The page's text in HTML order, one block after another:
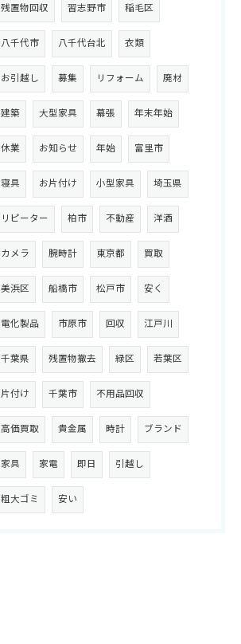
残置物回収 習志野市 稲毛区
八千代市 八千代台北 衣類
お引越し 募集 リフォーム 廃材
建築 大型家具 幕張 年末年始
休業 お知らせ 年始 富里市
寝具 お片付け 小型家具 埼玉県
リピーター 柏市 不動産 洋酒
カメラ 腕時計 東京都 買取
美浜区 船橋市 松戸市 安く
電化製品 市原市 回収 江戸川
千葉県 残置物撤去 緑区 若葉区
片付け 千葉市 不用品回収
高価買取 貴金属 時計 ブランド
家具 家電 即日 引越し
粗大ゴミ 安い